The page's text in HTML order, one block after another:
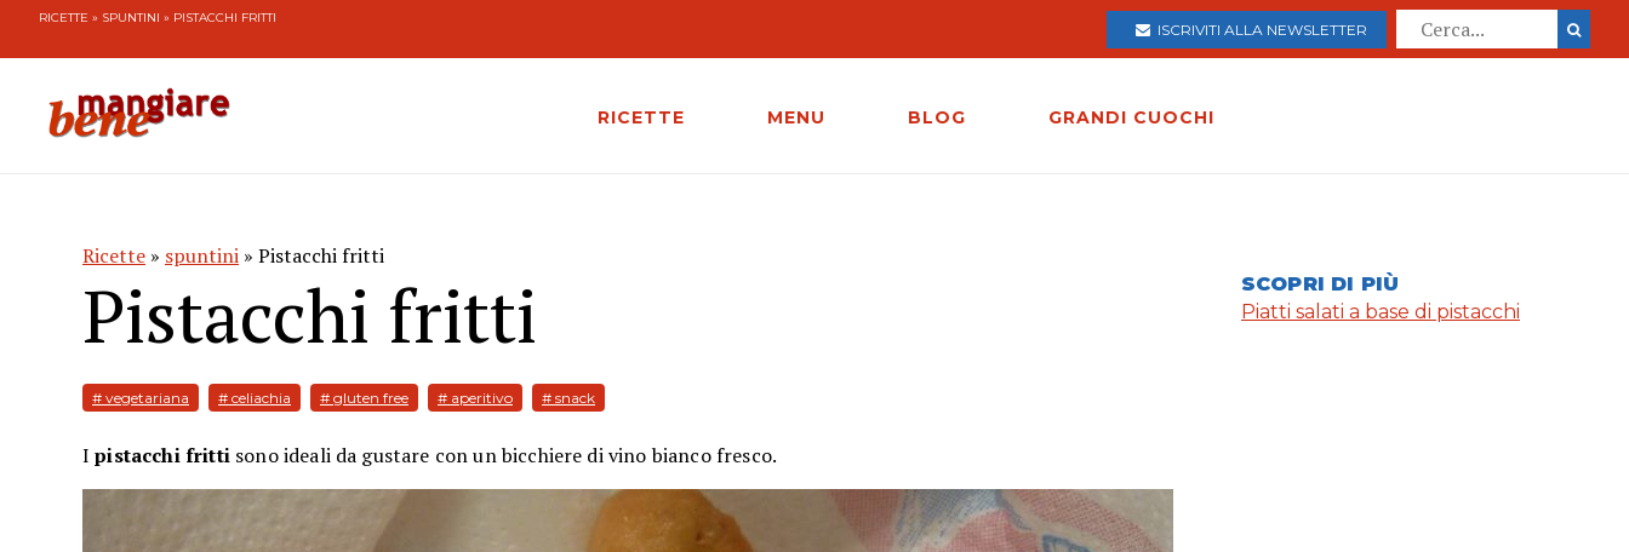
RICETTE » SPUNTINI » PISTACCHI FRITTI
ISCRIVITI ALLA NEWSLETTER
RICETTE MENU BLOG GRANDI CUOCHI
Ricette » spuntini » Pistacchi fritti
Pistacchi fritti
# vegetariana # celiachia # gluten free # aperitivo # snack
Ipistacchi fritti sono ideali da gustare con un bicchiere di vino bianco fresco.
SCOPRI DI PIÙ
Piatti salati a base di pistacchi